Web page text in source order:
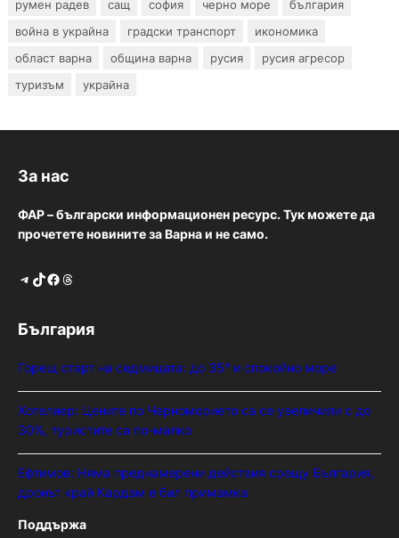
румен радев
сащ софия черно море
българия
война в украйна
градски транспорт
икономика
област варна
община варна русия
русия агресор
туризъм
украйна
За нас
ФАР – български информационен ресурс. Тук можете да
прочетете новините за Варна и не само.
Telegram TikTok Facebook Threads
България
Горещ старт на седмицата: до 35° и спокойно море
Хотелиер: Цените по Черноморието са се увеличили с до
30%, туристите са по-малко
Ефтимов: Няма преднамерени действия срещу България,
дронът край Кардам е бил примамка
Поддържа